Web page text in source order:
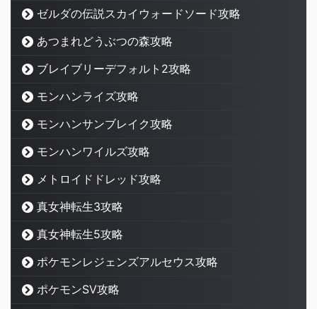
ゼルダの伝説スカイウォードソード攻略
あつまれどうぶつの森攻略
ブレイブリーデフォルト2攻略
モンハンライズ攻略
モンハンサンブレイク攻略
モンハンワイルズ攻略
メトロイドドレッド攻略
真女神転生3攻略
真女神転生5攻略
ポケモンレジェンズアルセウス攻略
ポケモンSV攻略